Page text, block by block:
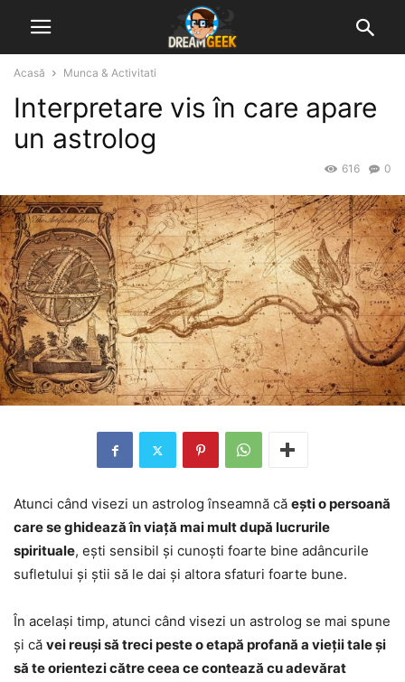
Acasă Munca & Activitati
Interpretare vis în care apare
un astrolog
0
616
Atunci când visezi un astrolog înseamnă că ești o persoană
care se ghidează în viață mai mult după lucrurile
spirituale, ești sensibil și cunoști foarte bine adâncurile
sufletului și știi să le dai și altora sfaturi foarte bune.
În același timp, atunci când visezi un astrolog se mai spune
și că vei reuși să treci peste o etapă profană a vieții tale și
să te orientezi către ceea ce contează cu adevărat